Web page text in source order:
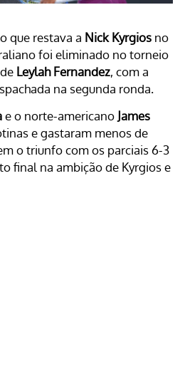
que restava a Nick Kyrgios no
foi eliminado no torneio
Leylah Fernandez, com a
na segunda ronda.
e o norte-americanoJames
e gastaram menos de
o triunfo com os parciais 6-3
final na ambição de Kyrgios e